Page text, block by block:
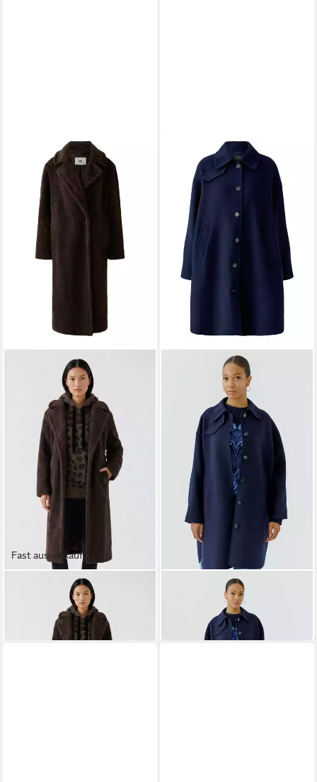
Fast ausverkauft
Wintermantel
in 3-4 Werktagen bei dir in 3-4 Werktagen bei dir